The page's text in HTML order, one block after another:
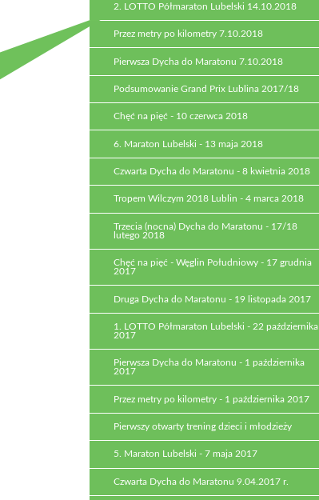
2. LOTTO Półmaraton Lubelski 14.10.2018
Przez metry po kilometry 7.10.2018
Pierwsza Dycha do Maratonu 7.10.2018
Podsumowanie Grand Prix Lublina 2017/18
Chęć na pięć - 10 czerwca 2018
6. Maraton Lubelski - 13 maja 2018
Czwarta Dycha do Maratonu - 8 kwietnia 2018
Tropem Wilczym 2018 Lublin - 4 marca 2018
Trzecia (nocna) Dycha do Maratonu - 17/18
lutego 2018
Chęć na pięć - Węglin Południowy - 17 grudnia
2017
Druga Dycha do Maratonu - 19 listopada 2017
1. LOTTO Półmaraton Lubelski - 22 października
2017
Pierwsza Dycha do Maratonu - 1 października
2017
Przez metry po kilometry - 1 października 2017
Pierwszy otwarty trening dzieci i młodzieży
5. Maraton Lubelski - 7 maja 2017
Czwarta Dycha do Maratonu 9.04.2017 r.